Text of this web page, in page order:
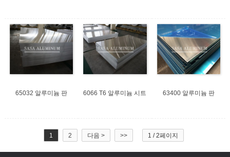
65032 알루미늄 판 6066 T6 알루미늄 시트 63400 알루미늄 판
1 2 다음 > >> 1 / 2페이지